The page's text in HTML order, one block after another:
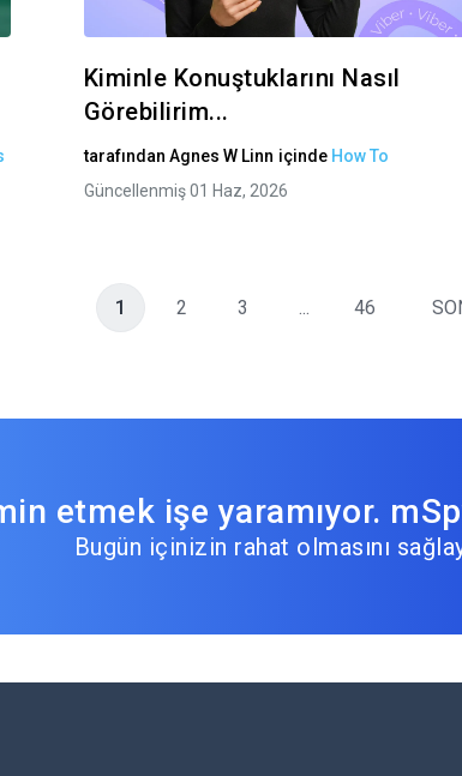
Bağlantıyı kopyala Twitter
Kiminle Konuştuklarını Nasıl
Görebilirim...
tarafından Agnes W Linn içinde How To
Güncellenmiş 01 Haz, 2026
1 2 3 ... 46
etmek işe yaramıyor.
Bugün içinizin rahat olmasını